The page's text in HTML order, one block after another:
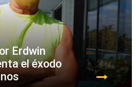
Erdwin
el éxodo